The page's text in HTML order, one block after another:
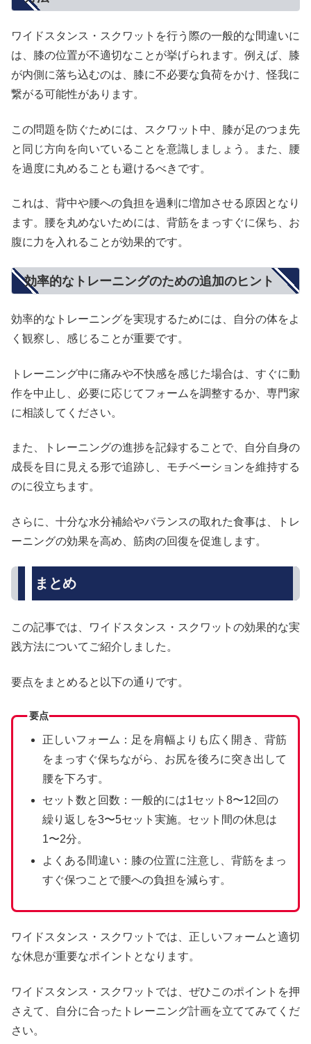
ワイドスタンス・スクワットを行う際の一般的な間違いに
は、膝の位置が不適切なことが挙げられます。例えば、膝
が内側に落ち込むのは、膝に不必要な負荷をかけ、怪我に
繋がる可能性があります。
この問題を防ぐためには、スクワット中、膝が足のつま先
と同じ方向を向いていることを意識しましょう。また、腰
を過度に丸めることも避けるべきです。
これは、背中や腰への負担を過剰に増加させる原因となり
ます。腰を丸めないためには、背筋をまっすぐに保ち、お
腹に力を入れることが効果的です。
効率的なトレーニングのための追加のヒント
効率的なトレーニングを実現するためには、自分の体をよ
く観察し、感じることが重要です。
トレーニング中に痛みや不快感を感じた場合は、すぐに動
作を中止し、必要に応じてフォームを調整するか、専門家
に相談してください。
また、トレーニングの進捗を記録することで、自分自身の
成長を目に見える形で追跡し、モチベーションを維持する
のに役立ちます。
さらに、十分な水分補給やバランスの取れた食事は、トレ
ーニングの効果を高め、筋肉の回復を促進します。
まとめ
この記事では、ワイドスタンス・スクワットの効果的な実
践方法についてご紹介しました。
要点をまとめると以下の通りです。
要点
正しいフォーム：足を肩幅よりも広く開き、背筋
をまっすぐ保ちながら、お尻を後ろに突き出して
腰を下ろす。
セット数と回数：一般的には1セット8〜12回の
繰り返しを3〜5セット実施。セット間の休息は
1〜2分。
よくある間違い：膝の位置に注意し、背筋をまっ
すぐ保つことで腰への負担を減らす。
ワイドスタンス・スクワットでは、正しいフォームと適切
な休息が重要なポイントとなります。
ワイドスタンス・スクワットでは、ぜひこのポイントを押
さえて、自分に合ったトレーニング計画を立ててみてくだ
さい。